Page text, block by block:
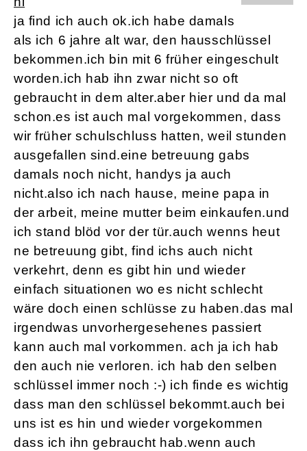
ja find ich auch ok.ich habe damals
als ich 6 jahre alt war, den hausschlüssel
bekommen.ich bin mit 6 früher eingeschult
worden.ich hab ihn zwar nicht so oft
gebraucht in dem alter.aber hier und da mal
schon.es ist auch mal vorgekommen, dass
wir früher schulschluss hatten, weil stunden
ausgefallen sind.eine betreuung gabs
damals noch nicht, handys ja auch
nicht.also ich nach hause, meine papa in
der arbeit, meine mutter beim einkaufen.und
ich stand blöd vor der tür.auch wenns heut
ne betreuung gibt, find ichs auch nicht
verkehrt, denn es gibt hin und wieder
einfach situationen wo es nicht schlecht
wäre doch einen schlüsse zu haben.das mal
irgendwas unvorhergesehenes passiert
kann auch mal vorkommen. ach ja ich hab
den auch nie verloren. ich hab den selben
schlüssel immer noch :-) ich finde es wichtig
dass man den schlüssel bekommt.auch bei
uns ist es hin und wieder vorgekommen
dass ich ihn gebraucht hab.wenn auch